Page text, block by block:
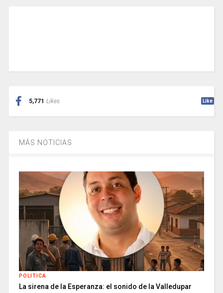
5,771 Likes Like
MÁS NOTICIAS
POLITICA
La sirena de la Esperanza: el sonido de la Valledupar